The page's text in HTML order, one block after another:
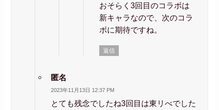
おそらく3回目のコラボは
新キャラなので、次のコラ
ボに期待ですね。
返信
匿名
2023年11月13日 12:37 PM
とても残念でしたね3回目は東リべでした